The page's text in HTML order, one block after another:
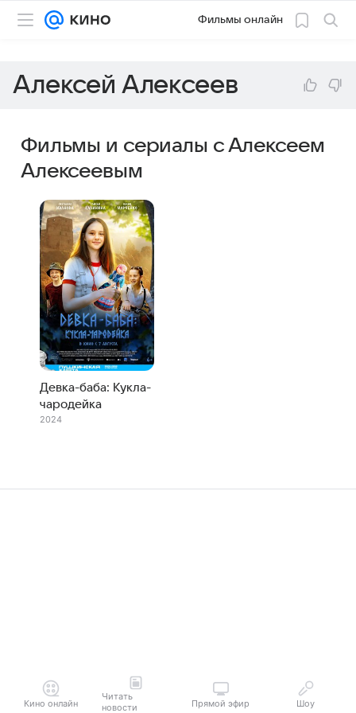
Фильмы онлайн
Алексей Алексеев
Фильмы и сериалы с Алексеем
Алексеевым
Девка-баба: Кукла-
чародейка
2024
Кино онлайн
Читать
новости
Прямой эфир Шоу